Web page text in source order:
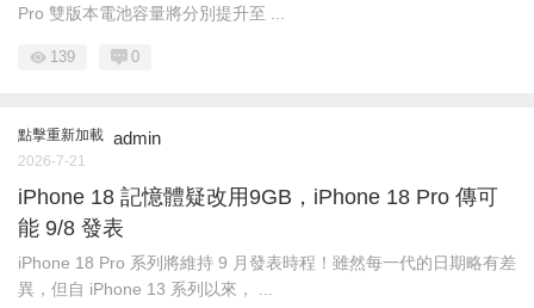
Pro 雙版本電池容量將分別提升至 ...
139 0
點擊重新加載 admin
2026-7-21
iPhone 18 記憶體疑改用9GB，iPhone 18 Pro 傳可
能 9/8 發表
iPhone 18 Pro 系列將維持 9 月發表時程！雖然每一代的日期略有差
異，但自 iPhone 13 系列以來， ...